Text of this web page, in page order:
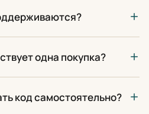
одна покупка?
код самостоятельно?